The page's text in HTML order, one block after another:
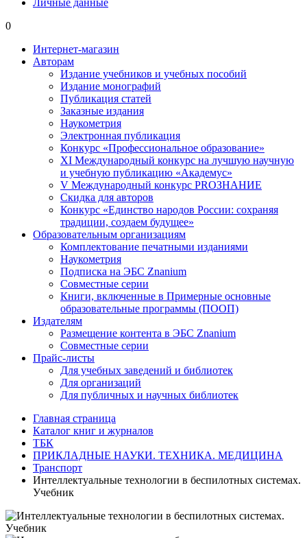
Личные данные
0
Интернет-магазин
Авторам
Издание учебников и учебных пособий
Издание монографий
Публикация статей
Заказные издания
Наукометрия
Электронная публикация
Конкурс «Профессиональное образование»
XI Международный конкурс на лучшую научную
и учебную публикацию «Академус»
V Международный конкурс PROЗНАНИЕ
Скидка для авторов
Конкурс «Единство народов России: сохраняя
традиции, создаем будущее»
Образовательным организациям
Комплектование печатными изданиями
Наукометрия
Подписка на ЭБС Znanium
Совместные серии
Книги, включенные в Примерные основные
образовательные программы (ПООП)
Издателям
Размещение контента в ЭБС Znanium
Совместные серии
Прайс-листы
Для учебных заведений и библиотек
Для организаций
Для публичных и научных библиотек
Главная страница
Каталог книг и журналов
ТБК
ПРИКЛАДНЫЕ НАУКИ. ТЕХНИКА. МЕДИЦИНА
Транспорт
Интеллектуальные технологии в беспилотных системах.
Учебник